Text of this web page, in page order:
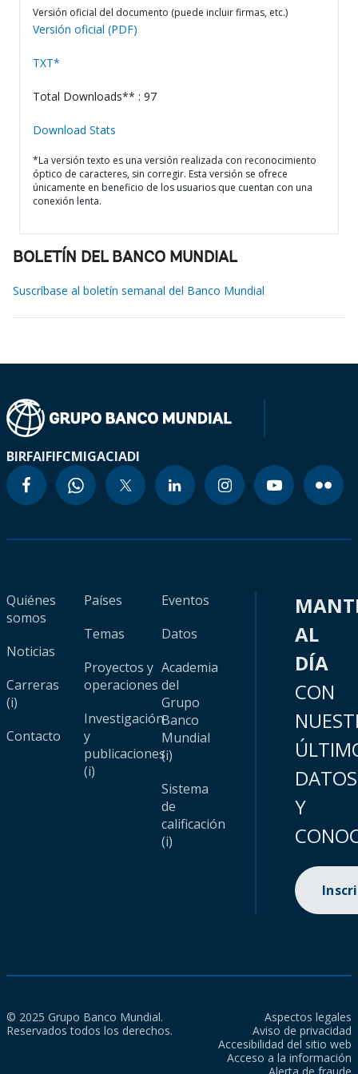
Versión oficial del documento (puede incluir firmas, etc.)
Versión oficial (PDF)
TXT*
Total Downloads** : 97
Download Stats
*La versión texto es una versión realizada con reconocimiento
óptico de caracteres, sin corregir. Esta versión se ofrece
únicamente en beneficio de los usuarios que cuentan con una
conexión lenta.
BOLETÍN DEL BANCO MUNDIAL
Suscríbase al boletín semanal del Banco Mundial
BIRFAIFIFCMIGACIADI
Quiénes
somos
Noticias
Carreras
(i)
Contacto
Países
Temas
Proyectos y
operaciones
Investigación
y
publicaciones
(i)
Eventos
Datos
Academia
del
Grupo
Banco
Mundial
(i)
Sistema
de
calificación
(i)
AL
DÍA
CON
DATOS
Y
© 2025 Grupo Banco Mundial.
Reservados todos los derechos.
Aspectos legales
Aviso de privacidad
Accesibilidad del sitio web
Acceso a la información